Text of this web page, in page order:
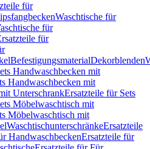
für
Waschtische für
für
für
BefestigungsmaterialDekorblenden
Handwaschbecken mit
Handwaschbecken mit
UnterschrankErsatzteile für Sets
Möbelwaschtisch mit
Möbelwaschtisch mit
WaschtischunterschränkeErsatzteile
HandwaschbeckenErsatzteile für